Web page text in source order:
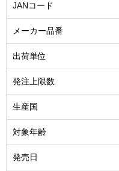
JANコード
メーカー品番
出荷単位
発注上限数
生産国
対象年齢
発売日